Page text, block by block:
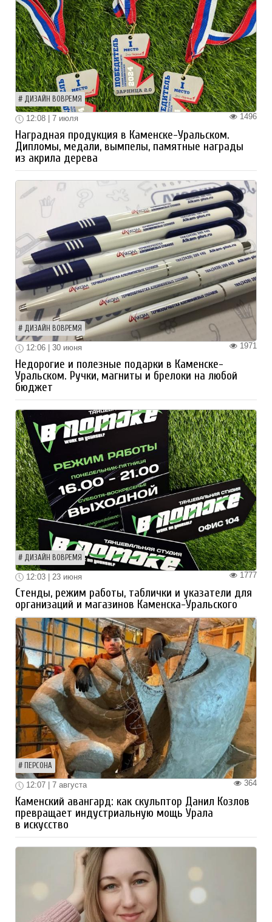
ДИЗАЙН ВОВРЕМЯ
1496
12:08 | 7 июля
Наградная продукция в Каменске-Уральском.
Дипломы, медали, вымпелы, памятные награды
из акрила дерева
ДИЗАЙН ВОВРЕМЯ
1971
12:06 | 30 июня
Недорогие и полезные подарки в Каменске-
Уральском. Ручки, магниты и брелоки на любой
бюджет
ДИЗАЙН ВОВРЕМЯ
1777
12:03 | 23 июня
Стенды, режим работы, таблички и указатели для
организаций и магазинов Каменска-Уральского
ПЕРСОНА
364
12:07 | 7 августа
Каменский авангард: как скульптор Данил Козлов
превращает индустриальную мощь Урала
в искусство